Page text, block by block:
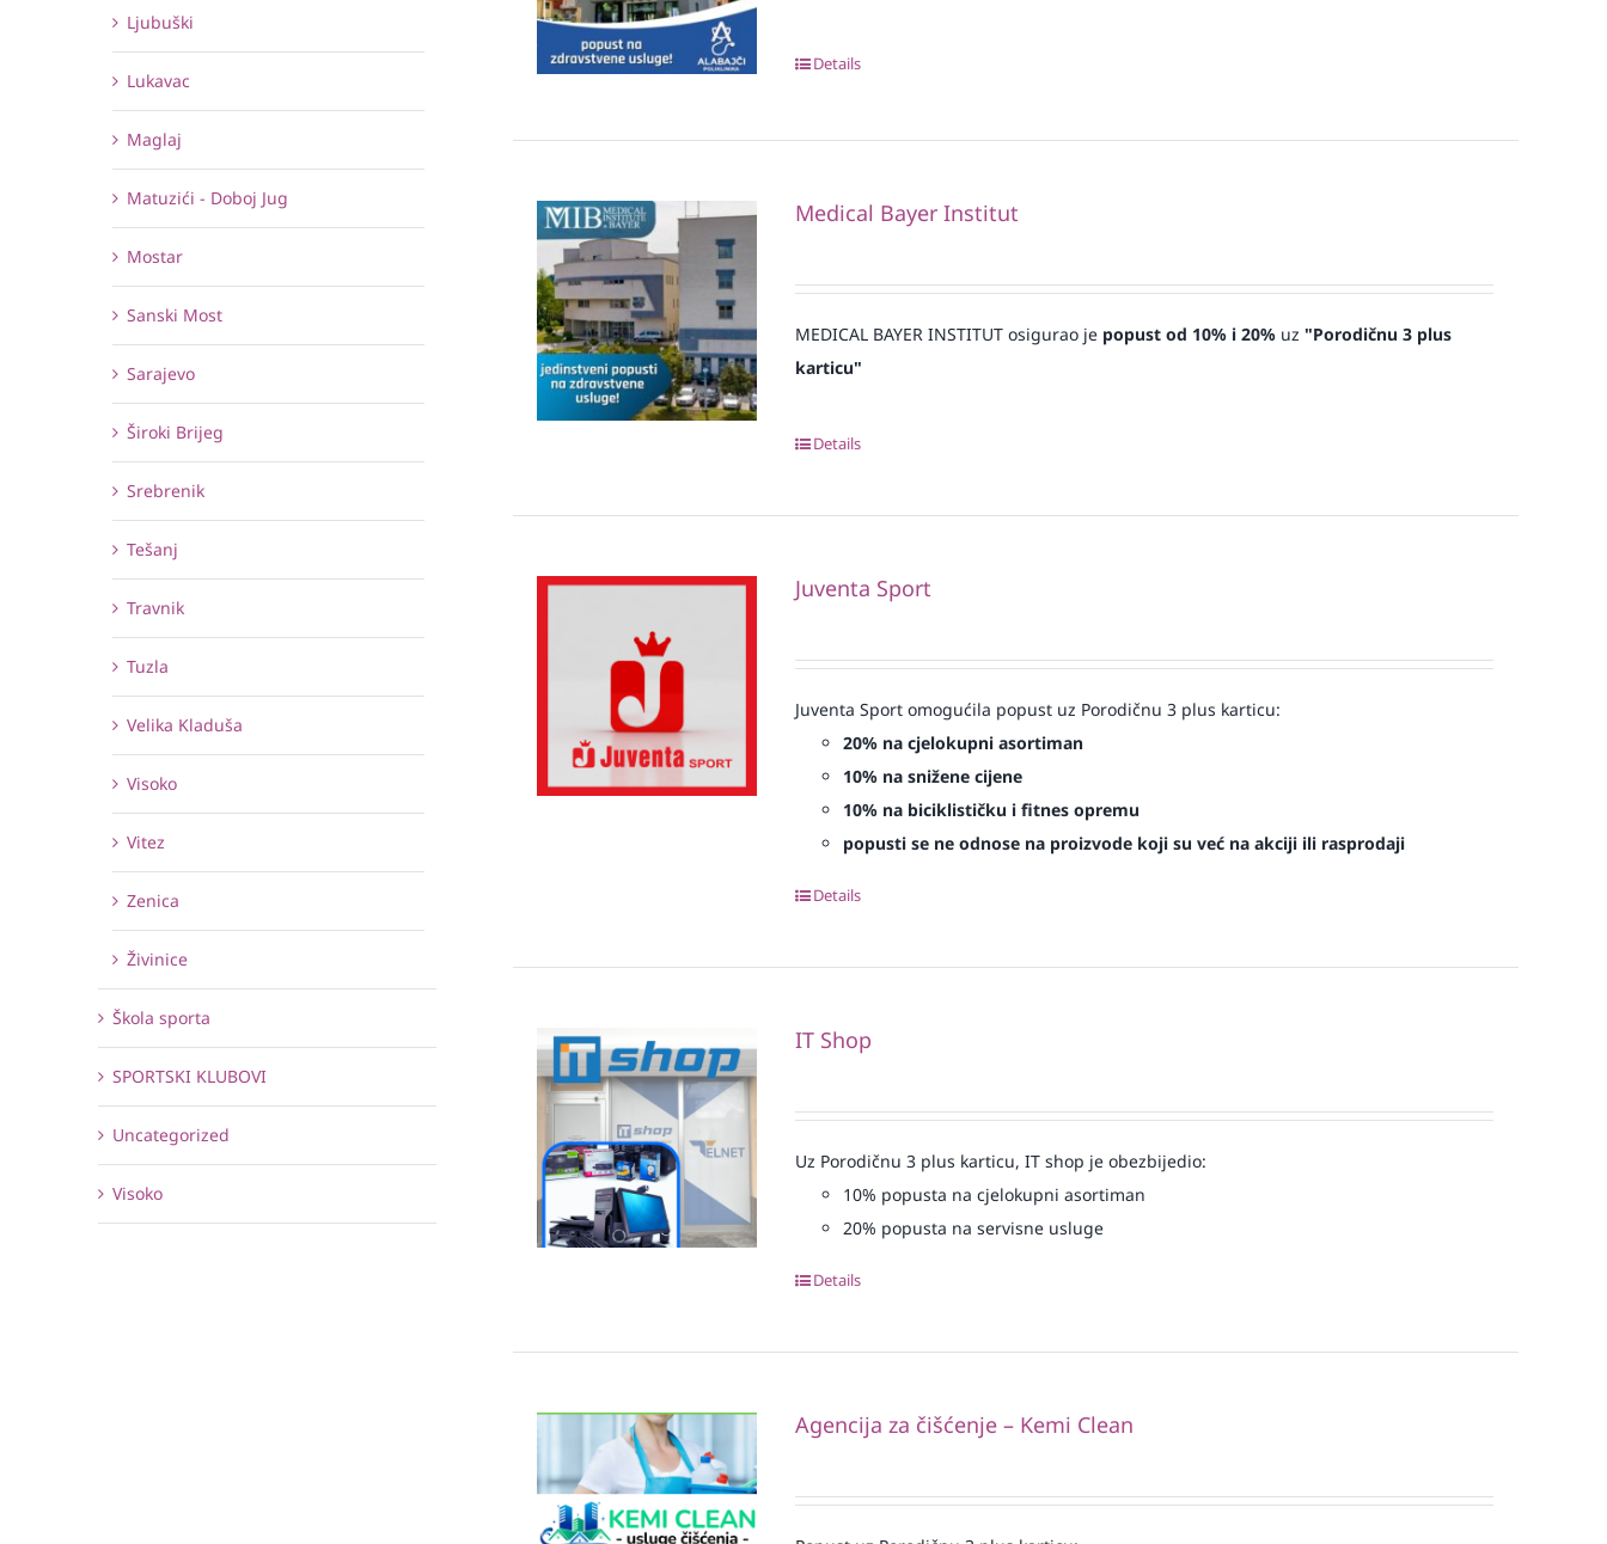
Details
Medical Bayer Institut
MEDICAL BAYER INSTITUT osigurao je popust od 10% i 20%uz "Porodičnu 3 plus
karticu"
Details
Juventa Sport
Juventa Sport omogućila popust uz Porodičnu 3 plus karticu:
20% na cjelokupni asortiman
10% na snižene cijene
10% na biciklističku i fitnes opremu
popusti se ne odnose na proizvode koji su već na akciji ili rasprodaji
Details
IT Shop
Uz Porodičnu 3 plus karticu, IT shop je obezbijedio:
10% popusta na cjelokupni asortiman
20% popusta na servisne usluge
Details
Agencija za čišćenje – Kemi Clean
Ljubuški
Lukavac
Maglaj
Matuzići - Doboj Jug
Mostar
Sanski Most
Sarajevo
Široki Brijeg
Srebrenik
Tešanj
Travnik
Tuzla
Velika Kladuša
Visoko
Vitez
Zenica
Živinice
Škola sporta
SPORTSKI KLUBOVI
Uncategorized
Visoko